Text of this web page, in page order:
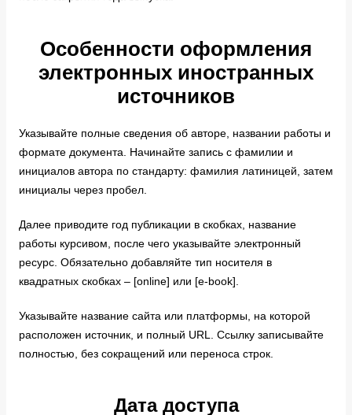
Особенности оформления
электронных иностранных
источников
Указывайте полные сведения об авторе, названии работы и
формате документа. Начинайте запись с фамилии и
инициалов автора по стандарту: фамилия латиницей, затем
инициалы через пробел.
Далее приводите год публикации в скобках, название
работы курсивом, после чего указывайте электронный
ресурс. Обязательно добавляйте тип носителя в
квадратных скобках – [online] или [e-book].
Указывайте название сайта или платформы, на которой
расположен источник, и полный URL. Ссылку записывайте
полностью, без сокращений или переноса строк.
Дата доступа